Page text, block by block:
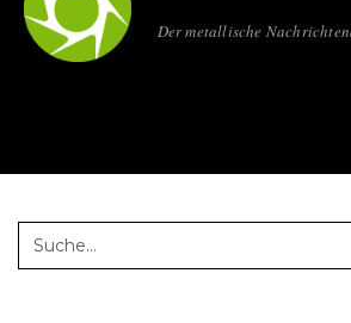
Der metallische